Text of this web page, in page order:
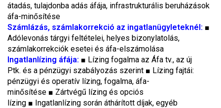
átadás, tulajdonba adás áfája, infrastrukturális beruházások
áfa-minősítése
Számlázás, számlakorrekció az ingatlanügyleteknél: ■
Adólevonás tárgyi feltételei, helyes bizonylatolás,
számlakorrekciók esetei és áfa-elszámolása
Ingatlanlízing áfája: ■ Lízing fogalma az Áfa tv., az új
Ptk. és a pénzügyi szabályozás szerint ■ Lízing fajtái:
pénzügyi és operatív lízing, fogalma, áfa-
minősítése ■ Zártvégű lízing és opciós
lízing ■ Ingatlanlízing során áthárított díjak, egyéb